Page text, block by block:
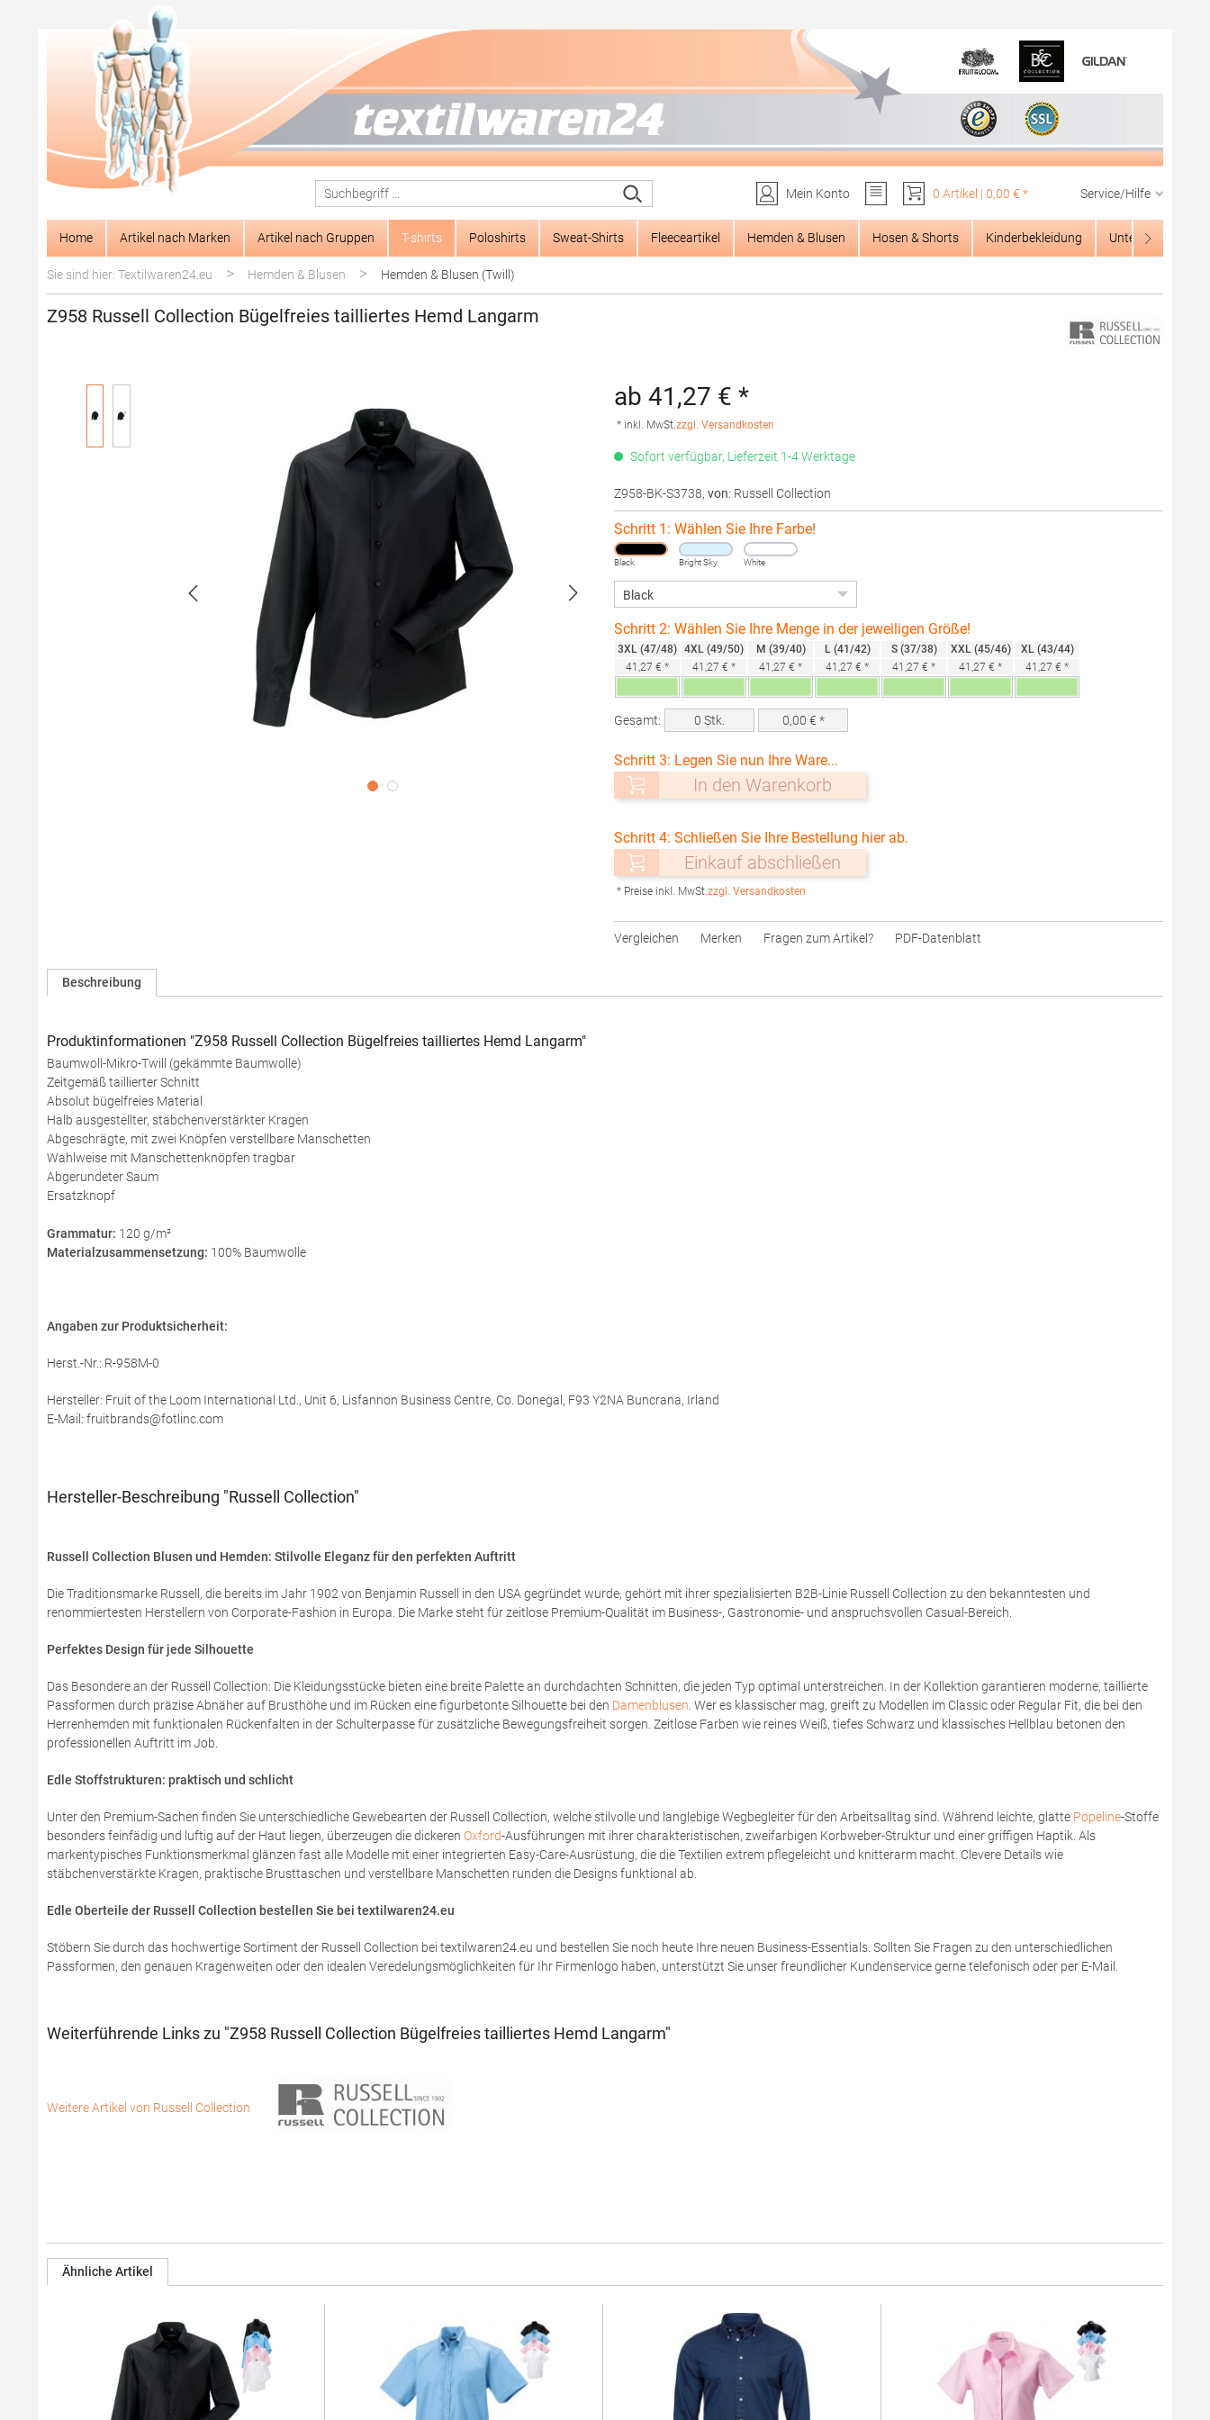
Zur Hauptnavigation springen
Mein Konto
0 Artikel | 0,00 € * Service/Hilfe
Home Artikel nach Marken Artikel nach Gruppen T-shirts Poloshirts Sweat-Shirts Fleeceartikel Hemden & Blusen Hosen & Shorts Kinderbekleidung Unterwäsche
Sie sind hier: Textilwaren24.eu > Hemden & Blusen > Hemden & Blusen (Twill)
Z958 Russell Collection Bügelfreies tailliertes Hemd Langarm
ab 41,27 € *
* inkl. MwSt.zzgl. Versandkosten
Sofort verfügbar, Lieferzeit 1-4 Werktage
Z958-BK-S3738, von: Russell Collection
Schritt 1: Wählen Sie Ihre Farbe!
Black Bright Sky White
Schritt 2: Wählen Sie Ihre Menge in der jeweiligen Größe!
3XL (47/48)
41,27 € *
4XL (49/50)
41,27 € *
M (39/40)
41,27 € *
L (41/42)
41,27 € *
S (37/38)
41,27 € *
XXL (45/46)
41,27 € *
XL (43/44)
41,27 € *
Gesamt: 0 Stk. 0,00 € *
Schritt 3: Legen Sie nun Ihre Ware...
In den Warenkorb
Schritt 4: Schließen Sie Ihre Bestellung hier ab.
Einkauf abschließen
* Preise inkl. MwSt.zzgl. Versandkosten
Vergleichen Merken Fragen zum Artikel? PDF-Datenblatt
Beschreibung
Produktinformationen "Z958 Russell Collection Bügelfreies tailliertes Hemd Langarm"
Baumwoll-Mikro-Twill (gekämmte Baumwolle)
Zeitgemäß taillierter Schnitt
Absolut bügelfreies Material
Halb ausgestellter, stäbchenverstärkter Kragen
Abgeschrägte, mit zwei Knöpfen verstellbare Manschetten
Wahlweise mit Manschettenknöpfen tragbar
Abgerundeter Saum
Ersatzknopf
Grammatur: 120 g/m²
Materialzusammensetzung: 100% Baumwolle
Angaben zur Produktsicherheit:
Herst.-Nr.: R-958M-0
Hersteller: Fruit of the Loom International Ltd., Unit 6, Lisfannon Business Centre, Co. Donegal, F93 Y2NA Buncrana, Irland
E-Mail: fruitbrands@fotlinc.com
Hersteller-Beschreibung "Russell Collection"
Russell Collection Blusen und Hemden: Stilvolle Eleganz für den perfekten Auftritt
Die Traditionsmarke Russell, die bereits im Jahr 1902 von Benjamin Russell in den USA gegründet wurde, gehört mit ihrer spezialisierten B2B-Linie Russell Collection zu den bekanntesten und
renommiertesten Herstellern von Corporate-Fashion in Europa. Die Marke steht für zeitlose Premium-Qualität im Business-, Gastronomie- und anspruchsvollen Casual-Bereich.
Perfektes Design für jede Silhouette
Das Besondere an der Russell Collection: Die Kleidungsstücke bieten eine breite Palette an durchdachten Schnitten, die jeden Typ optimal unterstreichen. In der Kollektion garantieren moderne, taillierte
Passformen durch präzise Abnäher auf Brusthöhe und im Rücken eine figurbetonte Silhouette bei den Damenblusen . Wer es klassischer mag, greift zu Modellen im Classic oder Regular Fit, die bei den
Herrenhemden mit funktionalen Rückenfalten in der Schulterpasse für zusätzliche Bewegungsfreiheit sorgen. Zeitlose Farben wie reines Weiß, tiefes Schwarz und klassisches Hellblau betonen den
professionellen Auftritt im Job.
Edle Stoffstrukturen: praktisch und schlicht
Unter den Premium-Sachen finden Sie unterschiedliche Gewebearten der Russell Collection, welche stilvolle und langlebige Wegbegleiter für den Arbeitsalltag sind. Während leichte, glatte Popeline-Stoffe
besonders feinfädig und luftig auf der Haut liegen, überzeugen die dickeren Oxford-Ausführungen mit ihrer charakteristischen, zweifarbigen Korbweber-Struktur und einer griffigen Haptik. Als
markentypisches Funktionsmerkmal glänzen fast alle Modelle mit einer integrierten Easy-Care-Ausrüstung, die die Textilien extrem pflegeleicht und knitterarm macht. Clevere Details wie
stäbchenverstärkte Kragen, praktische Brusttaschen und verstellbare Manschetten runden die Designs funktional ab.
Edle Oberteile der Russell Collection bestellen Sie bei textilwaren24.eu
Stöbern Sie durch das hochwertige Sortiment der Russell Collection bei textilwaren24.eu und bestellen Sie noch heute Ihre neuen Business-Essentials. Sollten Sie Fragen zu den unterschiedlichen
Passformen, den genauen Kragenweiten oder den idealen Veredelungsmöglichkeiten für Ihr Firmenlogo haben, unterstützt Sie unser freundlicher Kundenservice gerne telefonisch oder per E-Mail.
Weiterführende Links zu "Z958 Russell Collection Bügelfreies tailliertes Hemd Langarm"
Weitere Artikel von Russell Collection
Ähnliche Artikel